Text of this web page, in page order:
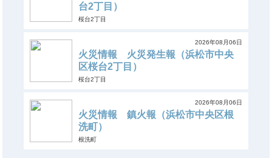
台2丁目）
桜台2丁目
2026年08月06日
火災情報 火災発生報（浜松市中央
区桜台2丁目）
桜台2丁目
2026年08月06日
火災情報 鎮火報（浜松市中央区根
洗町）
根洗町